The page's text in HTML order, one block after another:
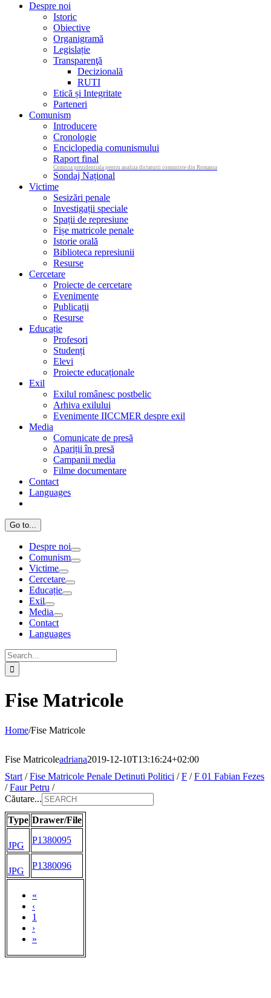
Despre noi
Istoric
Obiective
Organigramă
Legislație
Transparenţă
Decizională
RUTI
Etică și Integritate
Parteneri
Comunism
Introducere
Cronologie
Enciclopedia comunismului
Raport final
Comisia prezidentiala pentru analiza dictaturii comuniste din Romania
Sondaj Național
Victime
Sesizări penale
Investigații speciale
Spații de represiune
Fișe matricole penale
Istorie orală
Biblioteca represiunii
Resurse
Cercetare
Proiecte de cercetare
Evenimente
Publicații
Resurse
Educație
Profesori
Studenți
Elevi
Proiecte educaționale
Exil
Exilul românesc postbelic
Arhiva exilului
Evenimente IICCMER despre exil
Media
Comunicate de presă
Apariții în presă
Campanii media
Filme documentare
Contact
Languages
Go to...
Despre noi
Comunism
Victime
Cercetare
Educație
Exil
Media
Contact
Languages
Search
for:
Fise Matricole
Home/Fise Matricole
Fise Matricoleadriana2019-12-10T13:16:24+02:00
Start /Fise Matricole Penale Detinuti Politici /F /F 01 Fabian Fezes
/Faur Petru /
Căutare...
Type Drawer/File
«
‹
1
›
»
JPG
P1380095
JPG
P1380096